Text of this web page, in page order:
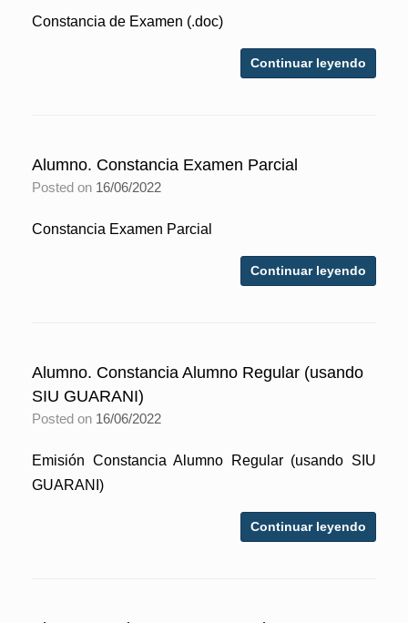
Constancia de Examen (.doc)
Continuar leyendo
Alumno. Constancia Examen Parcial
Posted on 16/06/2022
Constancia Examen Parcial
Continuar leyendo
Alumno. Constancia Alumno Regular (usando
SIU GUARANI)
Posted on 16/06/2022
Emisión Constancia Alumno Regular (usando SIU
GUARANI)
Continuar leyendo